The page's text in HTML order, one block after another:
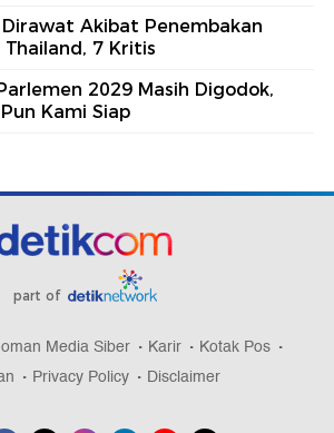
Akibat Penembakan
7 Kritis
2029 Masih Digodok,
Kami Siap
part of
Media Siber Karir
Kotak Pos
Privacy Policy Disclaimer